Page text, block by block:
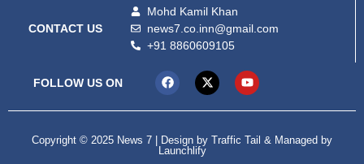
CONTACT US
Mohd Kamil Khan
news7.co.inn@gmail.com
+91 8860609105
FOLLOW US ON
Copyright © 2025 News 7 | Design by Traffic Tail & Managed by
Launchlify